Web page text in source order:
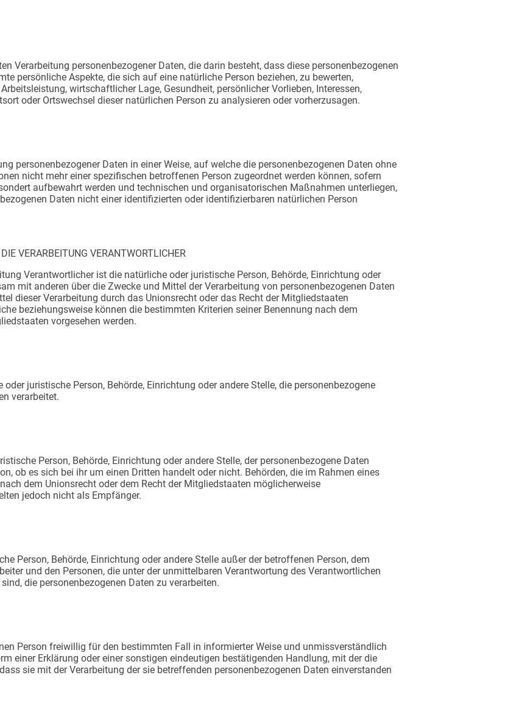
Verarbeitung personenbezogener Daten, die darin besteht, dass diese personenbezogenen
persönliche Aspekte, die sich auf eine natürliche Person beziehen, zu bewerten,
wirtschaftlicher Lage, Gesundheit, persönlicher Vorlieben, Interessen,
oder Ortswechsel dieser natürlichen Person zu analysieren oder vorherzusagen.
personenbezogener Daten in einer Weise, auf welche die personenbezogenen Daten ohne
nicht mehr einer spezifischen betroffenen Person zugeordnet werden können, sofern
aufbewahrt werden und technischen und organisatorischen Maßnahmen unterliegen,
Daten nicht einer identifizierten oder identifizierbaren natürlichen Person
VERARBEITUNG VERANTWORTLICHER
Verantwortlicher ist die natürliche oder juristische Person, Behörde, Einrichtung oder
mit anderen über die Zwecke und Mittel der Verarbeitung von personenbezogenen Daten
dieser Verarbeitung durch das Unionsrecht oder das Recht der Mitgliedstaaten
beziehungsweise können die bestimmten Kriterien seiner Benennung nach dem
vorgesehen werden.
juristische Person, Behörde, Einrichtung oder andere Stelle, die personenbezogene
verarbeitet.​
Person, Behörde, Einrichtung oder andere Stelle, der personenbezogene Daten
ob es sich bei ihr um einen Dritten handelt oder nicht. Behörden, die im Rahmen eines
dem Unionsrecht oder dem Recht der Mitgliedstaaten möglicherweise
jedoch nicht als Empfänger.
Person, Behörde, Einrichtung oder andere Stelle außer der betroffenen Person, dem
und den Personen, die unter der unmittelbaren Verantwortung des Verantwortlichen
die personenbezogenen Daten zu verarbeiten.
Person freiwillig für den bestimmten Fall in informierter Weise und unmissverständlich
einer Erklärung oder einer sonstigen eindeutigen bestätigenden Handlung, mit der die
sie mit der Verarbeitung der sie betreffenden personenbezogenen Daten einverstanden